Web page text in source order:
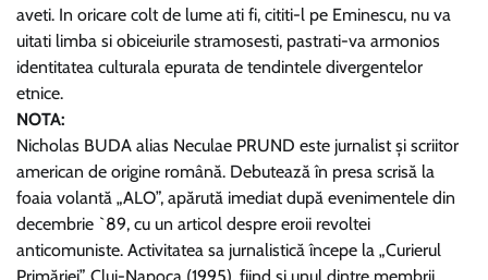
aveti. In oricare colt de lume ati fi, cititi-l pe Eminescu, nu va
uitati limba si obiceiurile stramosesti, pastrati-va armonios
identitatea culturala epurata de tendintele divergentelor
etnice.
NOTA:
Nicholas BUDA alias Neculae PRUND este jurnalist și scriitor
american de origine română. Debutează în presa scrisă la
foaia volantă „ALO”, apărută imediat după evenimentele din
decembrie `89, cu un articol despre eroii revoltei
anticomuniste. Activitatea sa jurnalistică începe la „Curierul
Primăriei” Cluj-Napoca (1995), fiind și unul dintre membrii